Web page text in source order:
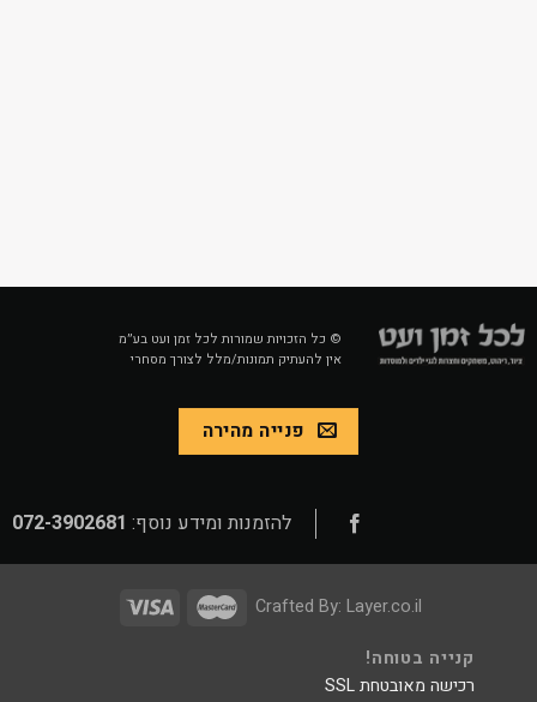
© כל הזכויות שמורות לכל זמן ועט בע״מ
אין להעתיק תמונות/מלל לצורך מסחרי
פנייה מהירה
להזמנות ומידע נוסף: 072-3902681
Crafted By: Layer.co.il
קנייה בטוחה!
רכישה מאובטחת SSL